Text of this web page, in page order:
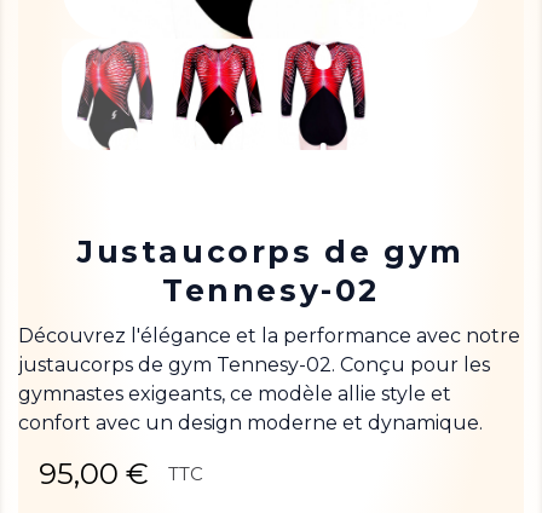
Justaucorps de gym
Tennesy-02
Découvrez l'élégance et la performance avec notre
justaucorps de gym Tennesy-02. Conçu pour les
gymnastes exigeants, ce modèle allie style et
confort avec un design moderne et dynamique.
95,00 € TTC